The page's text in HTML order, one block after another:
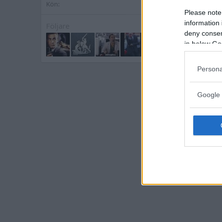
Please
information
deny
in below
Google
Kön